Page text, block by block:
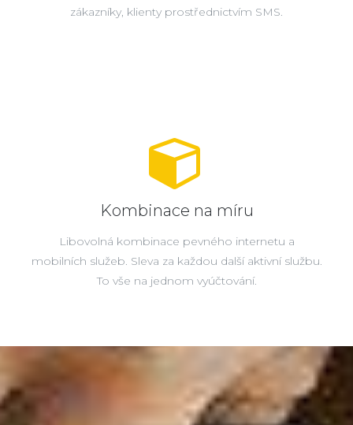
zákazníky, klienty prostřednictvím SMS.
Kombinace na míru
Libovolná kombinace pevného internetu a
mobilních služeb. Sleva za každou další aktivní službu.
To vše na jednom vyúčtování.